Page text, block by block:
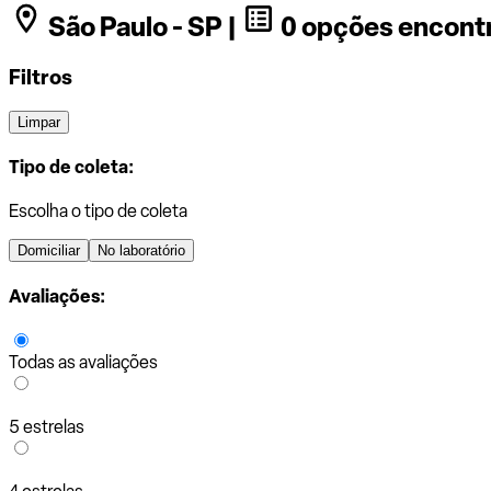
São Paulo - SP |
0 opções
Filtros
Limpar
Tipo de coleta:
Escolha o tipo de coleta
Domiciliar No laboratório
Avaliações:
Todas as avaliações
5 estrelas